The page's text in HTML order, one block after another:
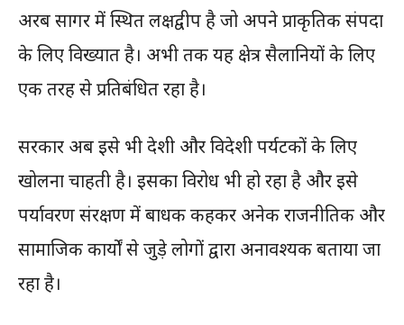
अरब सागर में स्थित लक्षद्वीप है जो अपने प्राकृतिक संपदा
के लिए विख्यात है। अभी तक यह क्षेत्र सैलानियों के लिए
एक तरह से प्रतिबंधित रहा है।
सरकार अब इसे भी देशी और विदेशी पर्यटकों के लिए
खोलना चाहती है। इसका विरोध भी हो रहा है और इसे
पर्यावरण संरक्षण में बाधक कहकर अनेक राजनीतिक और
सामाजिक कार्यों से जुड़े लोगों द्वारा अनावश्यक बताया जा
रहा है।